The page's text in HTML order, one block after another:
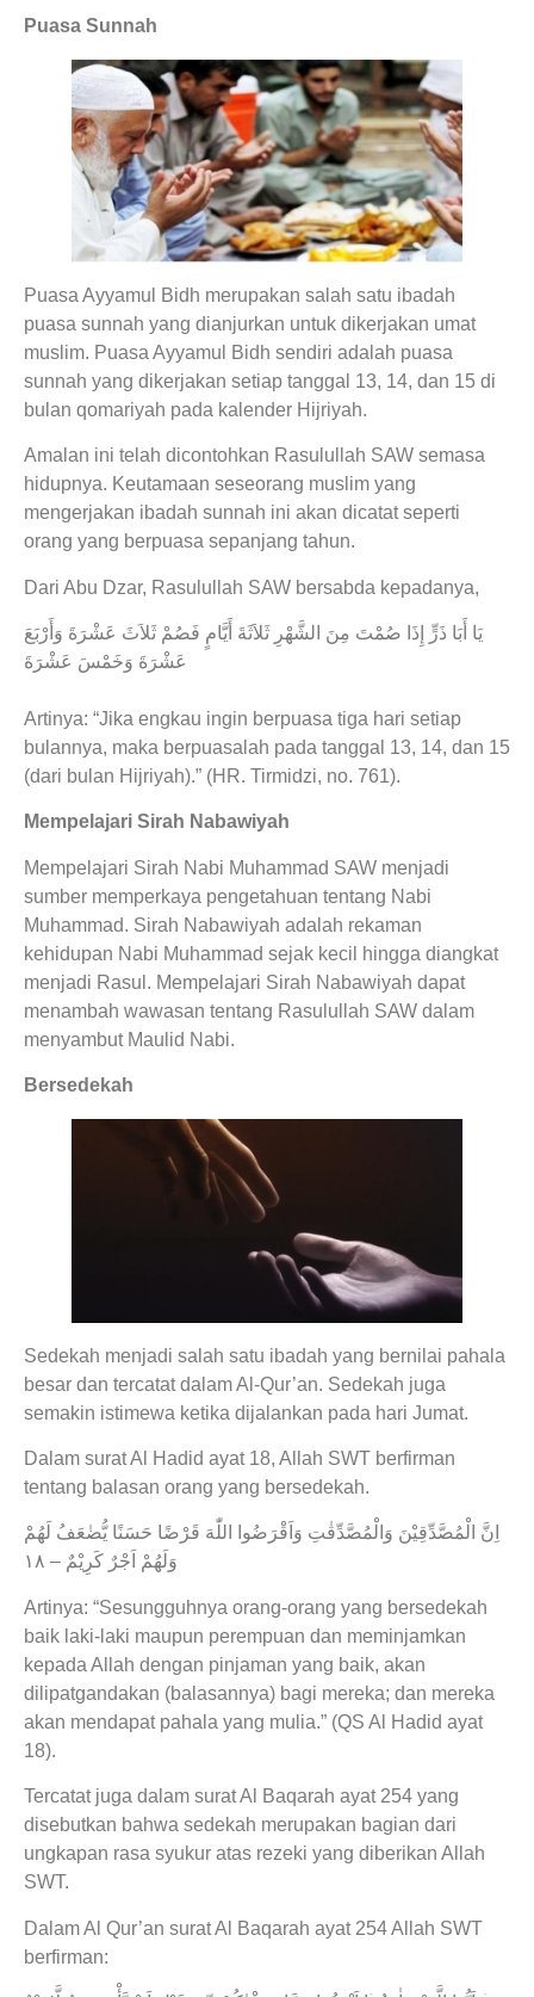
Puasa Sunnah
Puasa Ayyamul Bidh merupakan salah satu ibadah
puasa sunnah yang dianjurkan untuk dikerjakan umat
muslim. Puasa Ayyamul Bidh sendiri adalah puasa
sunnah yang dikerjakan setiap tanggal 13, 14, dan 15 di
bulan qomariyah pada kalender Hijriyah.
Amalan ini telah dicontohkan Rasulullah SAW semasa
hidupnya. Keutamaan seseorang muslim yang
mengerjakan ibadah sunnah ini akan dicatat seperti
orang yang berpuasa sepanjang tahun.
Dari Abu Dzar, Rasulullah SAW bersabda kepadanya,
يَا أَبَا ذَرٍّ إِذَا صُمْتَ مِنَ الشَّهْرِ ثَلاَثَةَ أَيَّامٍ فَصُمْ ثَلاَثَ عَشْرَةَ وَأَرْبَعَ
عَشْرَةَ وَخَمْسَ عَشْرَةَ
Artinya: “Jika engkau ingin berpuasa tiga hari setiap
bulannya, maka berpuasalah pada tanggal 13, 14, dan 15
(dari bulan Hijriyah).” (HR. Tirmidzi, no. 761).
Mempelajari Sirah Nabawiyah
Mempelajari Sirah Nabi Muhammad SAW menjadi
sumber memperkaya pengetahuan tentang Nabi
Muhammad. Sirah Nabawiyah adalah rekaman
kehidupan Nabi Muhammad sejak kecil hingga diangkat
menjadi Rasul. Mempelajari Sirah Nabawiyah dapat
menambah wawasan tentang Rasulullah SAW dalam
menyambut Maulid Nabi.
Bersedekah
Sedekah menjadi salah satu ibadah yang bernilai pahala
besar dan tercatat dalam Al-Qur’an. Sedekah juga
semakin istimewa ketika dijalankan pada hari Jumat.
Dalam surat Al Hadid ayat 18, Allah SWT berfirman
tentang balasan orang yang bersedekah.
اِنَّ الْمُصَّدِّقِيْنَ وَالْمُصَّدِّقٰتِ وَاَقْرَضُوا اللّٰهَ قَرْضًا حَسَنًا يُّضٰعَفُ لَهُمْ
وَلَهُمْ اَجْرٌ كَرِيْمٌ – ١٨
Artinya: “Sesungguhnya orang-orang yang bersedekah
baik laki-laki maupun perempuan dan meminjamkan
kepada Allah dengan pinjaman yang baik, akan
dilipatgandakan (balasannya) bagi mereka; dan mereka
akan mendapat pahala yang mulia.” (QS Al Hadid ayat
18).
Tercatat juga dalam surat Al Baqarah ayat 254 yang
disebutkan bahwa sedekah merupakan bagian dari
ungkapan rasa syukur atas rezeki yang diberikan Allah
SWT.
Dalam Al Qur’an surat Al Baqarah ayat 254 Allah SWT
berfirman: